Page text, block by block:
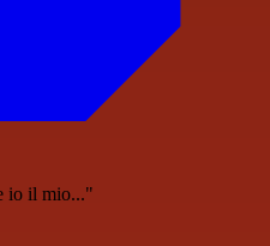
io il mio..."